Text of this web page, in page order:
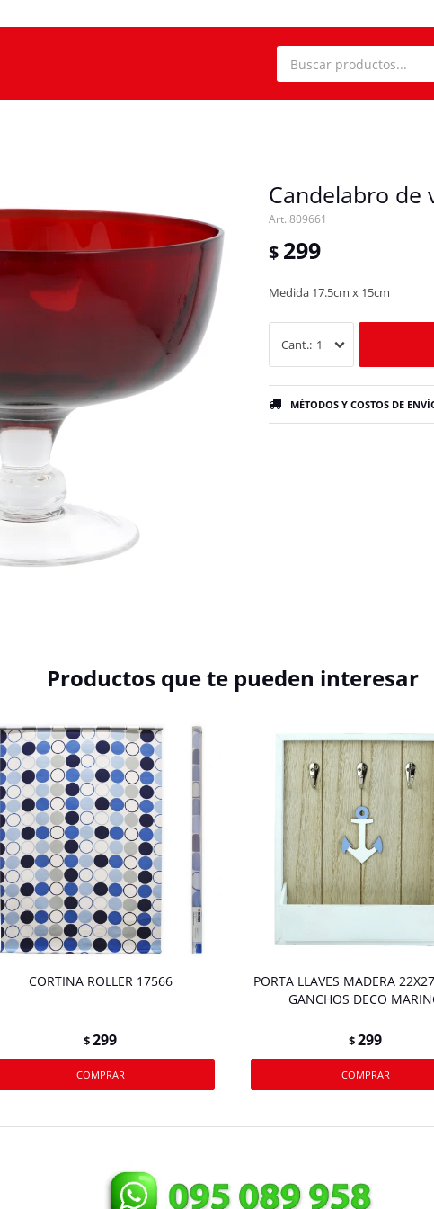
Candelabro de
809661
$ 299
Medida 17.5cm x 15cm
1
MÉTODOS Y COSTOS DE
Productos que te pueden interesar
CORTINA ROLLER 17566
$299
PORTA LLAVES MADERA
GANCHOS DECO
$299